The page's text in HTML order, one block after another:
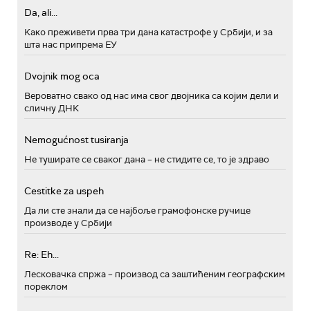
Da, ali...
Како преживети прва три дана катастрофе у Србији, и за
шта нас припрема ЕУ
Dvojnik mog oca
Вероватно свако од нас има свог двојника са којим дели и
сличну ДНК
Nemogućnost tusiranja
Не туширате се сваког дана – не стидите се, то је здраво
Cestitke za uspeh
Да ли сте знали да се најбоље грамофонске ручице
производе у Србији
Re: Eh...
Лесковачка спржа – производ са заштићеним географским
пореклом